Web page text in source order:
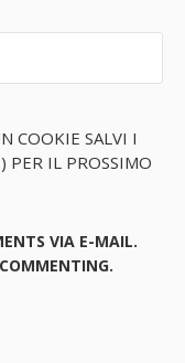
COOKIE SALVI I
PER IL PROSSIMO
VIA E-MAIL.